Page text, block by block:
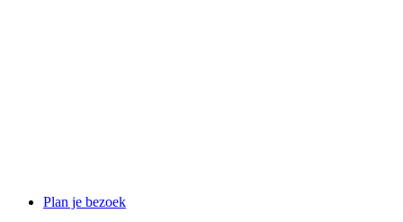
Plan je bezoek